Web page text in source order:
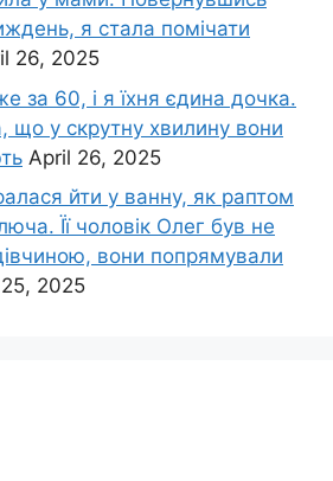
я стала помічати
26, 2025
за 60, і я їхня єдина дочка.
що у скрутну хвилину вони
April 26, 2025
йти у ванну, як раптом
Її чоловік Олег був не
вони попрямували
2025